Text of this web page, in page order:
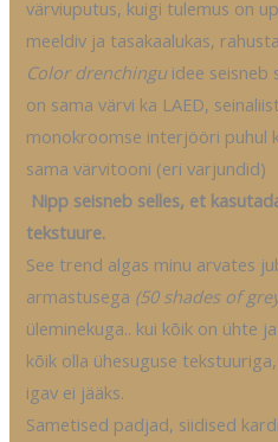
värviuputus, kuigi tulemus on
meeldiv ja tasakaalukas,
Color drenchinguidee seisneb
on sama värvi ka LAED,
monokroomse interjööri puhul
sama värvitooni (eri varjundid)
Nipp seisneb selles, et
tekstuure.
See trend algas minu arvates
armastusega (50 shades of
üleminekuga.. kui kõik on ühte
kõik olla ühesuguse
igav ei jääks.
Sametised padjad, siidised